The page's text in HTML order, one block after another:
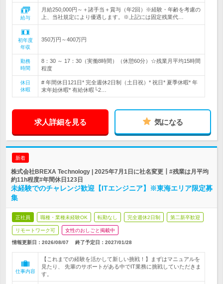
給与
月給250,000円～＋諸手当＋賞与（年2回）※経験・年齢を考慮の
上、当社規定により優遇します。※上記には固定残業代…
初年度
年収
350万円～400万円
勤務
時間
8：30 ～ 17：30（実働8時間）（休憩60分）☆残業月平均15時間
程度
休日
休暇
# 年間休日121日* 完全週休2日制（土日祝）* 祝日* 夏季休暇* 年
末年始休暇* 有給休暇└2…
求人詳細を見る 気になる
新着
株式会社BREXA Technology | 2025年7月1日に社名変更┃#残業は月平均
約11h程度#年間休日123日
未経験でのチャレンジ歓迎【ITエンジニア】※東海エリア限定募
集
正社員 職種・業種未経験OK 転勤なし 完全週休2日制 第二新卒歓迎
リモートワーク可 女性のおしごと掲載中
情報更新日：2026/08/07 終了予定日： 2027/01/28
仕事内容
【これまでの経験を活かして新しい挑戦！】まずはマニュアルを
見たり、 先輩のサポートがある中でIT業務に挑戦していただきま
す。